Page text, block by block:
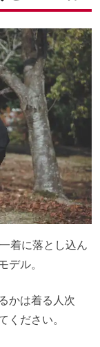
着に落とし込ん
ル。
かは着る人次
ださい。